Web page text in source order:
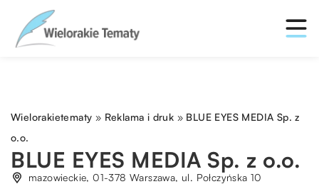
Wielorakietematy » Reklama i druk » BLUE EYES MEDIA Sp. z
o.o.
BLUE EYES MEDIA Sp. z o.o.
mazowieckie, 01-378 Warszawa, ul. Połczyńska 10